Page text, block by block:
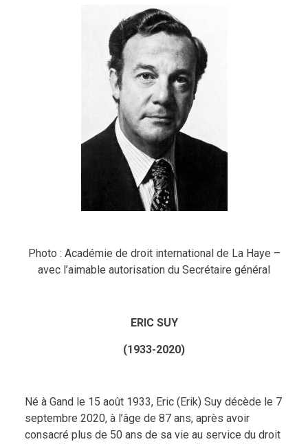
Photo : Académie de droit international de La Haye –
avec l’aimable autorisation du Secrétaire général
ERIC SUY
(1933-2020)
Né à Gand le 15 août 1933, Eric (Erik) Suy décède le 7
septembre 2020, à l’âge de 87 ans, après avoir
consacré plus de 50 ans de sa vie au service du droit